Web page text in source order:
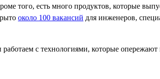
того, есть много продуктов, которые
около 100 вакансий для инженеров,